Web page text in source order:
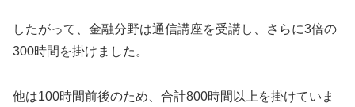
したがって、金融分野は通信講座を受講し、さらに3倍の
300時間を掛けました。
他は100時間前後のため、合計800時間以上を掛けていま